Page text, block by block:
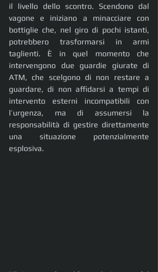
il livello dello scontro. Scendono dal
vagone e iniziano a minacciare con
bottiglie che, nel giro di pochi istanti,
potrebbero trasformarsi in armi
taglienti. È in quel momento che
intervengono due guardie giurate di
ATM, che scelgono di non restare a
guardare, di non affidarsi a tempi di
intervento esterni incompatibili con
l’urgenza, ma di assumersi la
responsabilità di gestire direttamente
una situazione potenzialmente
esplosiva.